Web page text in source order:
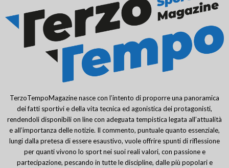
TerzoTempoMagazine nasce con l’intento di proporre una panoramica
dei fatti sportivi e della vita tecnica ed agonistica dei protagonisti,
rendendoli disponibili on line con adeguata tempistica legata all’attualità
e all’importanza delle notizie. Il commento, puntuale quanto essenziale,
lungi dalla pretesa di essere esaustivo, vuole offrire spunti di riflessione
per quanti vivono lo sport nei suoi reali valori, con passione e
partecipazione, pescando in tutte le discipline, dalle più popolari e